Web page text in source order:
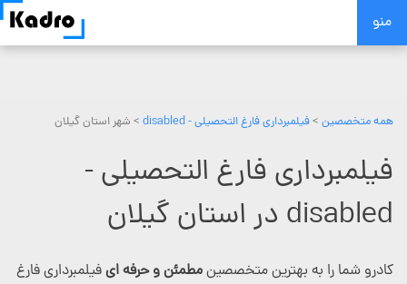
Skip
منو
همه متخصصین >فیلمبرداری فارغ التحصیلی - disabled > شهر استان گیلان
فیلمبرداری فارغ التحصیلی -
disabled در استان گیلان
کادرو شما را به بهترین متخصصینمطمئن و حرفه ایفیلمبرداری فارغ